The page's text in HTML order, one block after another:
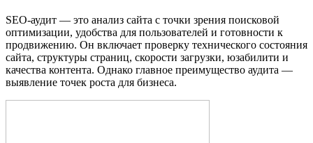
SEO-аудит — это анализ сайта с точки зрения поисковой
оптимизации, удобства для пользователей и готовности к
продвижению. Он включает проверку технического состояния
сайта, структуры страниц, скорости загрузки, юзабилити и
качества контента. Однако главное преимущество аудита —
выявление точек роста для бизнеса.